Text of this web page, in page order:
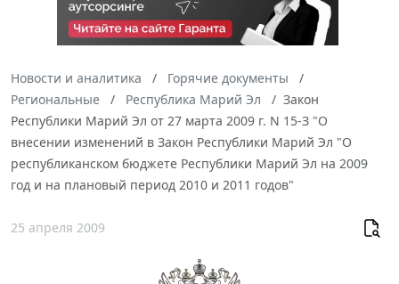
Новости и аналитика
Горячие документы
Региональные
Республика Марий Эл
Закон
Республики Марий Эл от 27 марта 2009 г. N 15-З "О
внесении изменений в Закон Республики Марий Эл "О
республиканском бюджете Республики Марий Эл на 2009
год и на плановый период 2010 и 2011 годов"
25 апреля 2009